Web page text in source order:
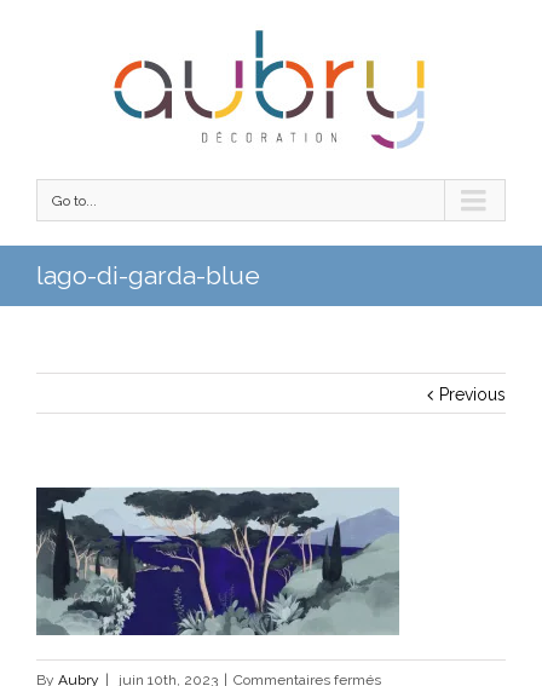
Go to...
lago-di-garda-blue
Previous
By Aubry juin 10th, 2023 Commentaires ferméssur